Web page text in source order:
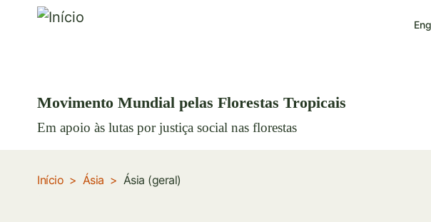
Movimento Mundial pelas Florestas Tropicais
Em apoio às lutas por justiça social nas florestas
Início Ásia Ásia (geral)